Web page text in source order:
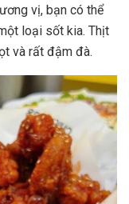
vị, bạn có thể
loại sốt kia. Thịt
và rất đậm đà.